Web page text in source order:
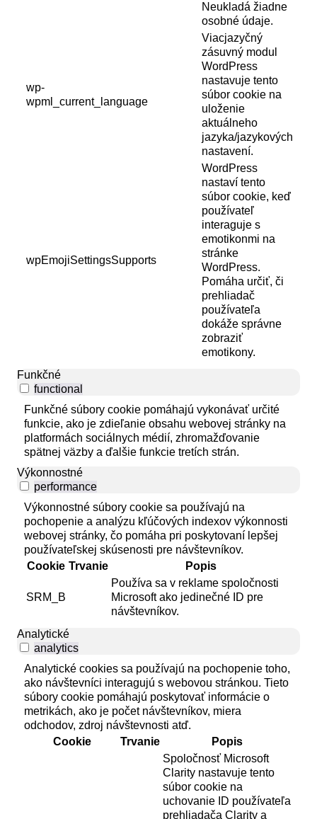
Neukladá žiadne
osobné údaje.
wp-
wpml_current_language
Viacjazyčný
zásuvný modul
WordPress
nastavuje tento
súbor cookie na
uloženie
aktuálneho
jazyka/jazykových
nastavení.
wpEmojiSettingsSupports
WordPress
nastaví tento
súbor cookie, keď
používateľ
interaguje s
emotikonmi na
stránke
WordPress.
Pomáha určiť, či
prehliadač
používateľa
dokáže správne
zobraziť
emotikony.
Funkčné
functional
Funkčné súbory cookie pomáhajú vykonávať určité
funkcie, ako je zdieľanie obsahu webovej stránky na
platformách sociálnych médií, zhromažďovanie
spätnej väzby a ďalšie funkcie tretích strán.
Výkonnostné
performance
Výkonnostné súbory cookie sa používajú na
pochopenie a analýzu kľúčových indexov výkonnosti
webovej stránky, čo pomáha pri poskytovaní lepšej
používateľskej skúsenosti pre návštevníkov.
Cookie Trvanie Popis
SRM_B
Používa sa v reklame spoločnosti
Microsoft ako jedinečné ID pre
návštevníkov.
Analytické
analytics
Analytické cookies sa používajú na pochopenie toho,
ako návštevníci interagujú s webovou stránkou. Tieto
súbory cookie pomáhajú poskytovať informácie o
metrikách, ako je počet návštevníkov, miera
odchodov, zdroj návštevnosti atď.
Cookie
Trvanie
Popis
Spoločnosť Microsoft
Clarity nastavuje tento
súbor cookie na
uchovanie ID používateľa
prehliadača Clarity a